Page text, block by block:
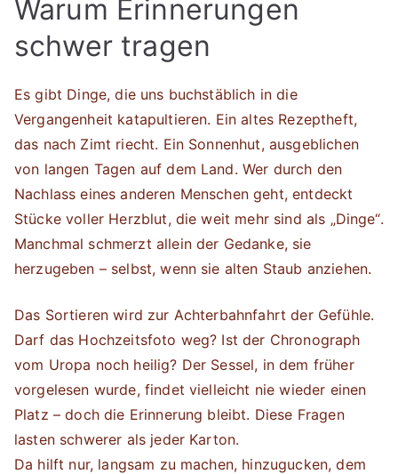
Warum Erinnerungen
schwer tragen
Es gibt Dinge, die uns buchstäblich in die
Vergangenheit katapultieren. Ein altes Rezeptheft,
das nach Zimt riecht. Ein Sonnenhut, ausgeblichen
von langen Tagen auf dem Land. Wer durch den
Nachlass eines anderen Menschen geht, entdeckt
Stücke voller Herzblut, die weit mehr sind als „Dinge“.
Manchmal schmerzt allein der Gedanke, sie
herzugeben – selbst, wenn sie alten Staub anziehen.
Das Sortieren wird zur Achterbahnfahrt der Gefühle.
Darf das Hochzeitsfoto weg? Ist der Chronograph
vom Uropa noch heilig? Der Sessel, in dem früher
vorgelesen wurde, findet vielleicht nie wieder einen
Platz – doch die Erinnerung bleibt. Diese Fragen
lasten schwerer als jeder Karton.
Da hilft nur, langsam zu machen, hinzugucken, dem